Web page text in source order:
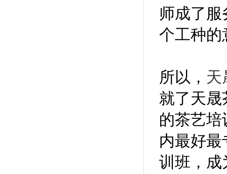
师成了
个工种的
所以， 天
就了天晟
的茶艺
内最好
训班，成